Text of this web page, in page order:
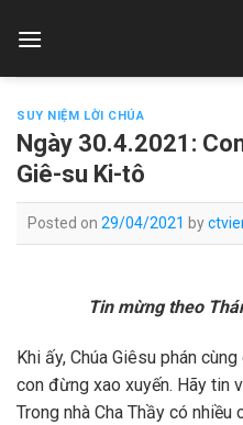
SUY NIỆM LỜI CHÚA
Ngày 30.4.2021:
Giê-su Ki-tô
Posted on 29/04/2021 by
Tin mừng theo
Khi ấy, Chúa Giêsu phán
con đừng xao xuyến. Hãy tin
Trong nhà Cha Thầy có nhiều